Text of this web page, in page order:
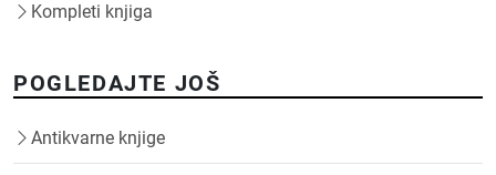
Kompleti knjiga
POGLEDAJTE JOŠ
Antikvarne knjige